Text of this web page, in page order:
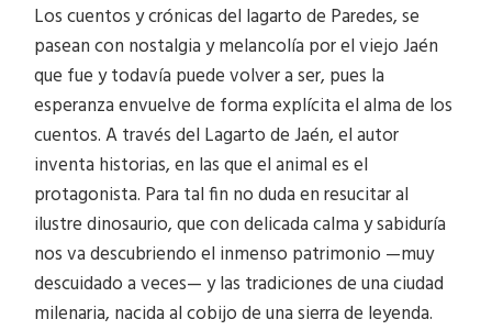
Los cuentos y crónicas del lagarto de Paredes, se
pasean con nostalgia y melancolía por el viejo Jaén
que fue y todavía puede volver a ser, pues la
esperanza envuelve de forma explícita el alma de los
cuentos. A través del Lagarto de Jaén, el autor
inventa historias, en las que el animal es el
protagonista. Para tal fin no duda en resucitar al
ilustre dinosaurio, que con delicada calma y sabiduría
nos va descubriendo el inmenso patrimonio —muy
descuidado a veces— y las tradiciones de una ciudad
milenaria, nacida al cobijo de una sierra de leyenda.